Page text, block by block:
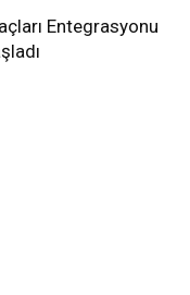
Entegrasyonu